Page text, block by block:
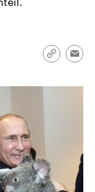
großem Einfluss auf
Link